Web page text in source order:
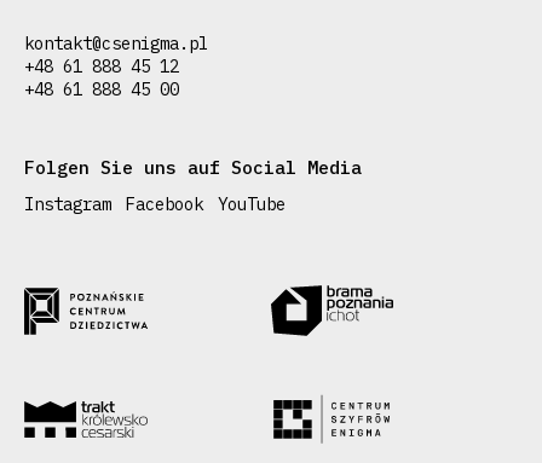
kontakt@csenigma.pl
+48 61 888 45 12
+48 61 888 45 00
Folgen Sie uns auf Social Media
Instagram Facebook YouTube